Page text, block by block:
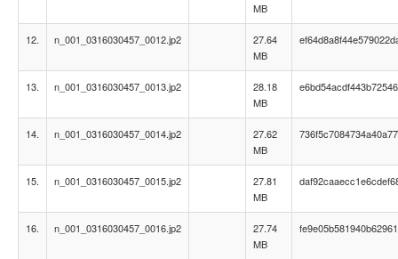
MB
12. n_001_0316030457_0012.jp2
27.64
MB
13. n_001_0316030457_0013.jp2
28.18
MB
14. n_001_0316030457_0014.jp2
27.62
MB
15. n_001_0316030457_0015.jp2
27.81
MB
16. n_001_0316030457_0016.jp2
27.74
MB